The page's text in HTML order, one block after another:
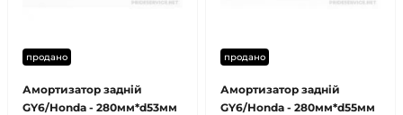
продано
Амортизатор задній
GY6/Honda - 280мм*d53мм
продано
Амортизатор задній
GY6/Honda - 280мм*d55мм